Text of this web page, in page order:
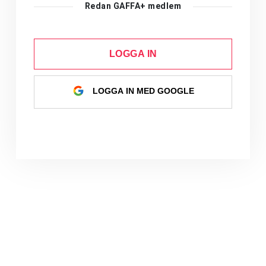
Redan GAFFA+ medlem
LOGGA IN
LOGGA IN MED GOOGLE